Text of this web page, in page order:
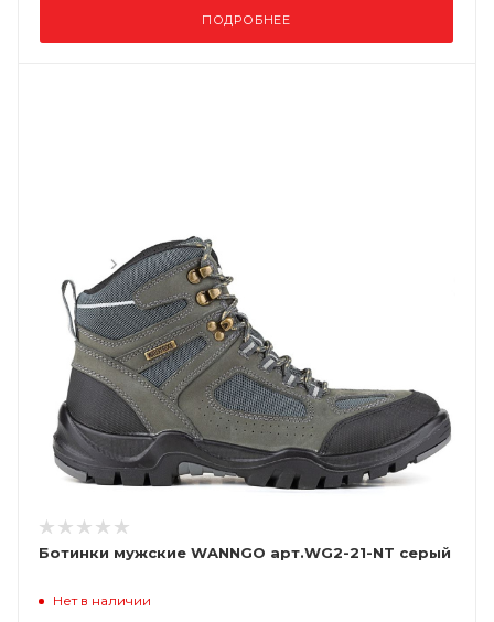
ПОДРОБНЕЕ
Ботинки мужские WANNGO арт.WG2-21-NT серый
Нет в наличии